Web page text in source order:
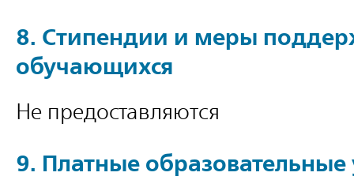
8. Стипендии и меры
обучающихся
Не предоставляются
9. Платные образовательные